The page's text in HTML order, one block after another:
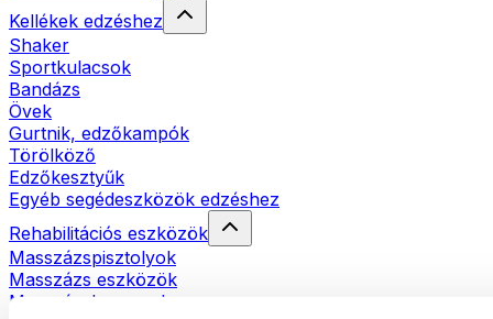
Kellékek edzéshez
Shaker
Sportkulacsok
Bandázs
Övek
Gurtnik, edzőkampók
Törölköző
Edzőkesztyűk
Egyéb segédeszközök edzéshez
Rehabilitációs eszközök
Masszázspisztolyok
Masszázs eszközök
Masszázshengerek